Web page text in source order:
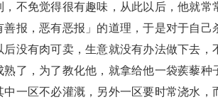
，不免觉得很有趣味，从此以后，他就
善报，恶有恶报」的道理，于是对于自
后没有肉可卖，生意就没有办法做下去
熟了，为了教化他，就拿给他一袋蒺藜
中一区不必灌溉，另外一区要时常浇水，